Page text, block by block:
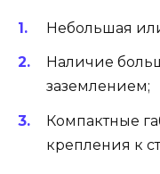
Небольшая
Наличие
заземлением;
Компактные
крепления к